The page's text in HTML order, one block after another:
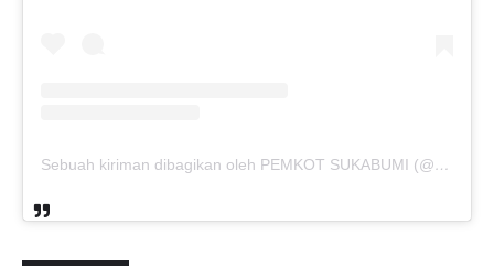
Sebuah kiriman dibagikan oleh PEMKOT SUKABUMI (@pemkotsukabumi_)